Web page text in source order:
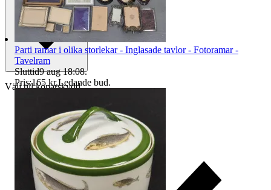
Välj till köparskydd
Parti ramar i olika storlekar - Inglasade tavlor - Fotoramar -
Tavelram
Sluttid9 aug 18:08.
Pris:165 kr,Ledande bud.